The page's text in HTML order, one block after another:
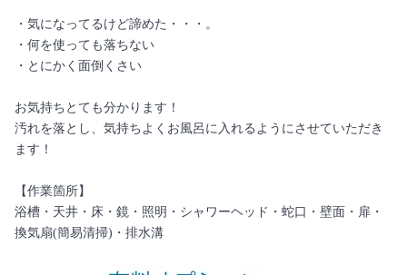
・気になってるけど諦めた・・・。
・何を使っても落ちない
・とにかく面倒くさい
お気持ちとても分かります！
汚れを落とし、気持ちよくお風呂に入れるようにさせていただき
ます！
【作業箇所】
浴槽・天井・床・鏡・照明・シャワーヘッド・蛇口・壁面・扉・
換気扇(簡易清掃)・排水溝